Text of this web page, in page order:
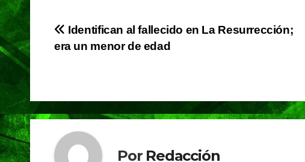
e
b
k
s
A
gr
a
Navegación
Identifican al fallecido en La Resurrección;
era un menor de edad
Por Redacción